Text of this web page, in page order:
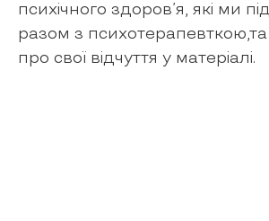
психічного здоров’я, які ми
разом з психотерапевткою,та
про свої відчуття у матеріалі.